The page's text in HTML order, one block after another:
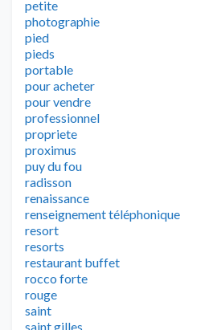
petite
photographie
pied
pieds
portable
pour acheter
pour vendre
professionnel
propriete
proximus
puy du fou
radisson
renaissance
renseignement téléphonique
resort
resorts
restaurant buffet
rocco forte
rouge
saint
saint gilles